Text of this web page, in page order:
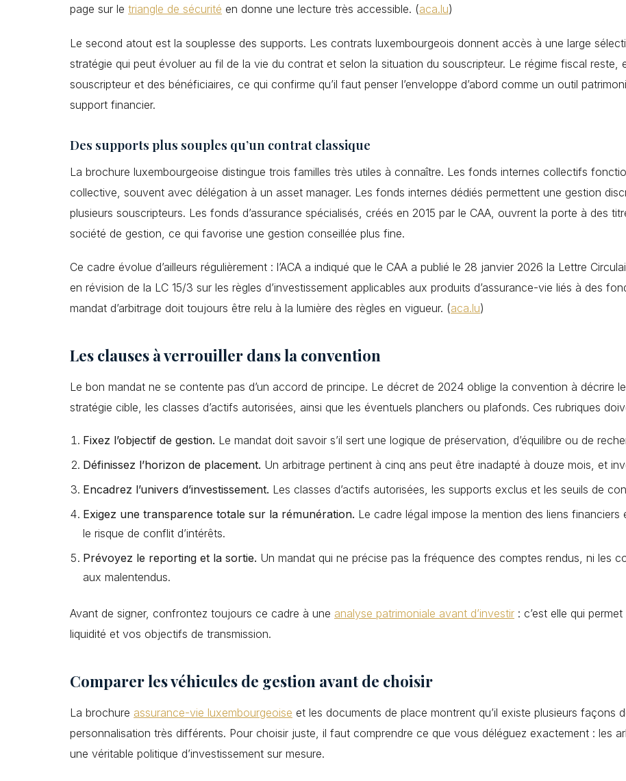
page sur le triangle de sécurité en donne une lecture très accessible. (aca.lu)
Le second atout est la souplesse des supports. Les contrats luxembourgeois donnent accès à une large
stratégie qui peut évoluer au fil de la vie du contrat et selon la situation du souscripteur. Le régime fiscal reste,
souscripteur et des bénéficiaires, ce qui confirme qu’il faut penser l’enveloppe d’abord comme un outil
support financier.
Des supports plus souples qu’un contrat classique
La brochure luxembourgeoise distingue trois familles très utiles à connaître. Les fonds internes collectifs
collective, souvent avec délégation à un asset manager. Les fonds internes dédiés permettent une gestion
plusieurs souscripteurs. Les fonds d’assurance spécialisés, créés en 2015 par le CAA, ouvrent la porte à des
société de gestion, ce qui favorise une gestion conseillée plus fine.
Ce cadre évolue d’ailleurs régulièrement : l’ACA a indiqué que le CAA a publié le 28 janvier 2026 la Lettre
en révision de la LC 15/3 sur les règles d’investissement applicables aux produits d’assurance-vie liés à des
mandat d’arbitrage doit toujours être relu à la lumière des règles en vigueur. (aca.lu)
Les clauses à verrouiller dans la convention
Le bon mandat ne se contente pas d’un accord de principe. Le décret de 2024 oblige la convention à décrire
stratégie cible, les classes d’actifs autorisées, ainsi que les éventuels planchers ou plafonds. Ces rubriques
Fixez l’objectif de gestion. Le mandat doit savoir s’il sert une logique de préservation, d’équilibre ou de
Définissez l’horizon de placement. Un arbitrage pertinent à cinq ans peut être inadapté à douze mois, et
Encadrez l’univers d’investissement. Les classes d’actifs autorisées, les supports exclus et les seuils de
Exigez une transparence totale sur la rémunération. Le cadre légal impose la mention des liens
le risque de conflit d’intérêts.
Prévoyez le reporting et la sortie. Un mandat qui ne précise pas la fréquence des comptes rendus, ni les
aux malentendus.
Avant de signer, confrontez toujours ce cadre à une analyse patrimoniale avant d’investir : c’est elle qui
liquidité et vos objectifs de transmission.
Comparer les véhicules de gestion avant de choisir
La brochure assurance-vie luxembourgeoise et les documents de place montrent qu’il existe plusieurs façons
personnalisation très différents. Pour choisir juste, il faut comprendre ce que vous déléguez exactement : les
une véritable politique d’investissement sur mesure.